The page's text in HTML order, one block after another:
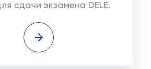
сдачи экзамена DELE.